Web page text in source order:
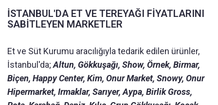
İSTANBUL'DA ET VE TEREYAĞI FİYATLARINI
SABİTLEYEN MARKETLER
Et ve Süt Kurumu aracılığıyla tedarik edilen ürünler,
İstanbul'da;Altun, Gökkuşağı, Show, Örnek, Birmar,
Biçen, Happy Center, Kim, Onur Market, Snowy, Onur
Hipermarket, Irmaklar, Sarıyer, Aypa, Birlik Gross,